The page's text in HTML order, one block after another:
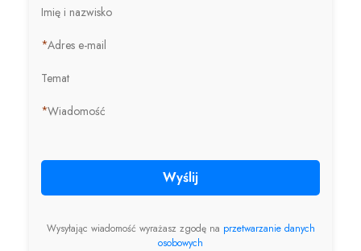
Imię i nazwisko
*Adres e-mail
Temat
*Wiadomość
Wyślij
Wysyłając wiadomość wyrażasz zgodę na przetwarzanie danych
osobowych